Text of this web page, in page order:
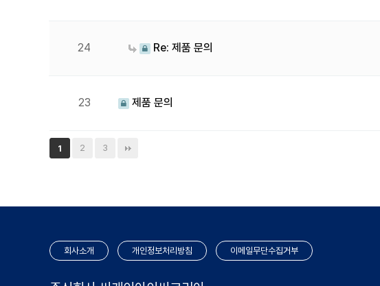
24 Re: 제품 문의
23 제품 문의
1 2 3
회사소개 개인정보처리방침 이메일무단수집거부